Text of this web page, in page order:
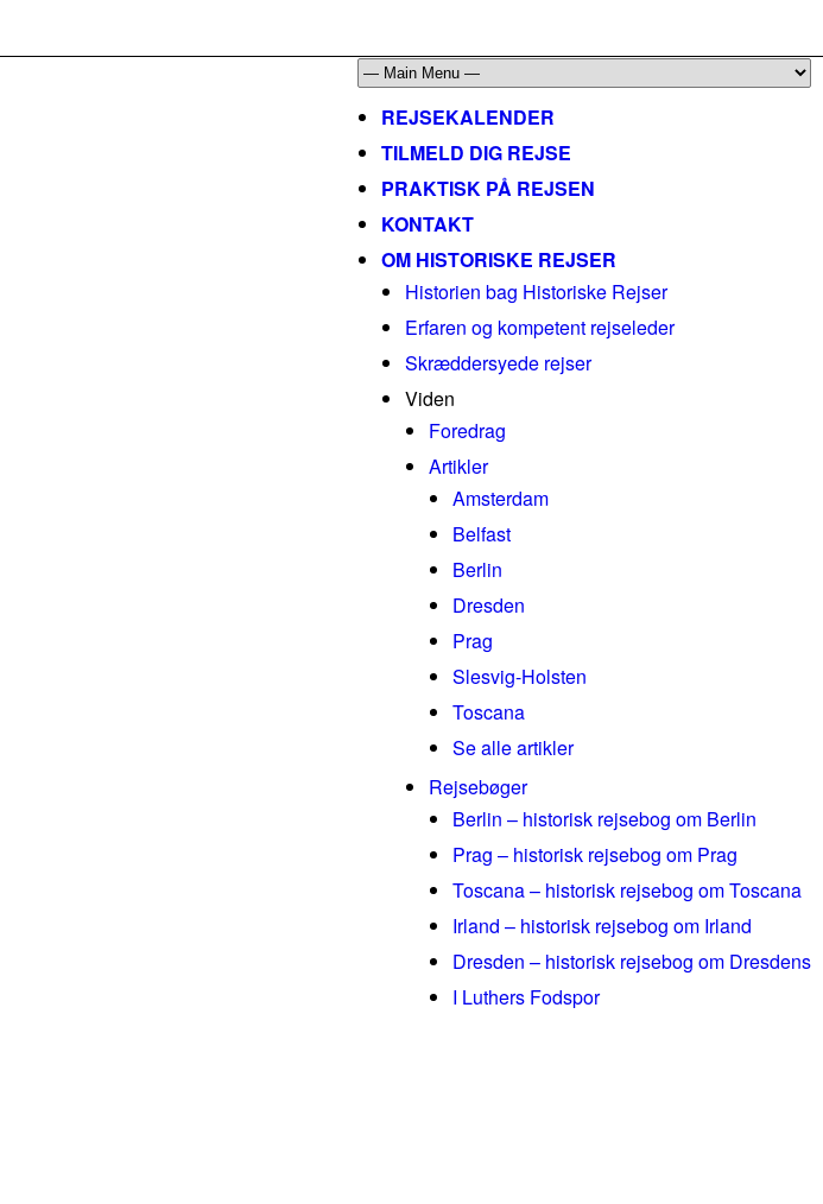
REJSEKALENDER
TILMELD DIG REJSE
PRAKTISK PÅ REJSEN
KONTAKT
OM HISTORISKE REJSER
Historien bag Historiske Rejser
Erfaren og kompetent rejseleder
Skræddersyede rejser
Viden
Foredrag
Artikler
Amsterdam
Belfast
Berlin
Dresden
Prag
Slesvig-Holsten
Toscana
Se alle artikler
Rejsebøger
Berlin – historisk rejsebog om Berlin
Prag – historisk rejsebog om Prag
Toscana – historisk rejsebog om Toscana
Irland – historisk rejsebog om Irland
Dresden – historisk rejsebog om Dresdens
I Luthers Fodspor